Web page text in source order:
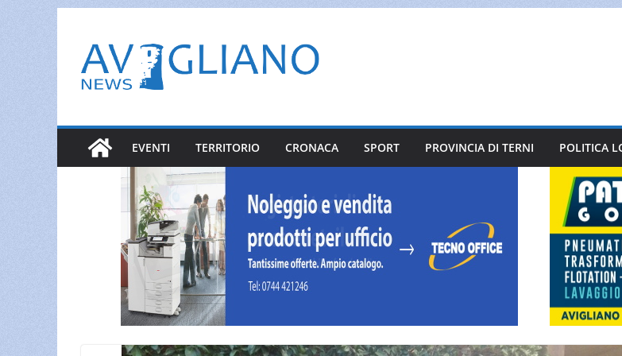
contenuto
EVENTI TERRITORIO CRONACA SPORT PROVINCIA DI TERNI POLITICA